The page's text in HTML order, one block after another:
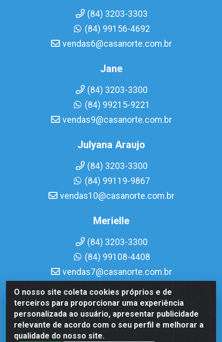
O nosso site coleta cookies próprios e de
terceiros para proporcionar uma experiência
personalizada ao usuário, apresentar publicidade
relevante de acordo com o seu perfil e melhorar a
qualidade do nosso site.
(84) 3203-3303
(84) 99156-4692
vendas6@casanorte.com.br
Jane
(84) 3203-3300
(84) 99215-9221
vendas9@casanorte.com.br
Julyana Araujo
(84) 3203-3300
(84) 99119-9867
vendas10@casanorte.com.br
Merielle
(84) 3203-3300
(84) 99108-4408
vendas7@casanorte.com.br
Casa Norte LTDA - Av. Interventor Mário Câmara, 1815 -
Dix-Sept Rosado, Natal/RN - CEP 59054-600 - CNPJ
08.713.513/0001-51